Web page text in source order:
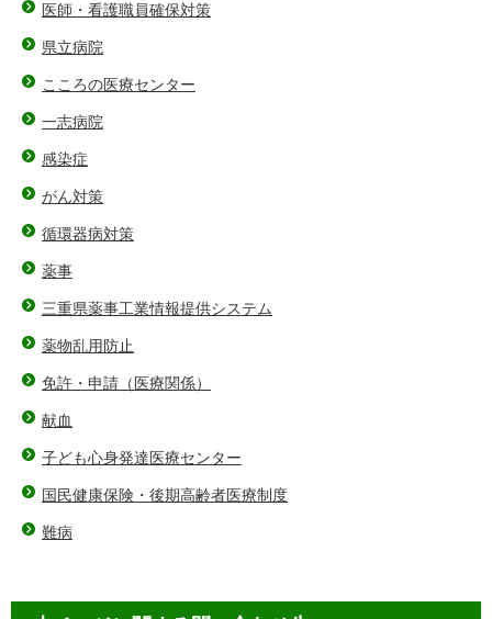
医師・看護職員確保対策
県立病院
こころの医療センター
一志病院
感染症
がん対策
循環器病対策
薬事
三重県薬事工業情報提供システム
薬物乱用防止
免許・申請（医療関係）
献血
子ども心身発達医療センター
国民健康保険・後期高齢者医療制度
難病